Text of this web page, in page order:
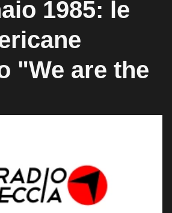
1985: le
"We are the